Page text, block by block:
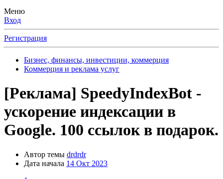
Меню
Вход
Регистрация
Бизнес, финансы, инвестиции, коммерция
Коммерция и реклама услуг
[Реклама] SpeedyIndexBot -
ускорение индексации в
Google. 100 ссылок в подарок.
Автор темы drdrdr
Дата начала 14 Окт 2023